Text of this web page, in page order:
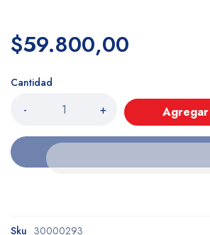
$59.800,00
Cantidad
- +
Sku 30000293